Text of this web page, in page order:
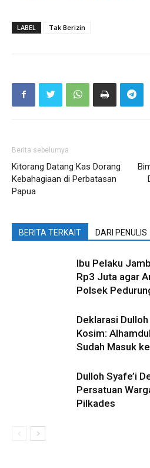
LABEL Tak Berizin
Berita sebelumya
Kitorang Datang Kas Dorang
Kebahagiaan di Perbatasan
Papua
BERITA TERKAIT DARI PENULIS
Ibu Pelaku
Rp3 Juta agar
Polsek
Deklarasi Dulloh
Kosim:
Sudah Masuk
Dulloh Syafe’i
Persatuan
Pilkades